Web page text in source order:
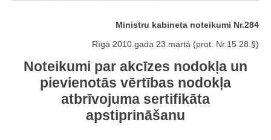
Ministru kabineta noteikumi Nr.284
Rīgā 2010.gada 23.martā (prot. Nr.15 28.§)
Noteikumi par akcīzes nodokļa un
pievienotās vērtības nodokļa
atbrīvojuma sertifikāta
apstiprināšanu